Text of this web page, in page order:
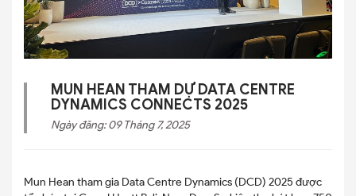
MUN HEAN THAM DỰ DATA CENTRE
DYNAMICS CONNECTS 2025
Ngày đăng: 09 Tháng 7, 2025
Mun Hean tham gia Data Centre Dynamics (DCD) 2025 được